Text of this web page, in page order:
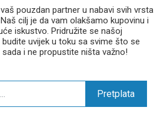
pouzdan partner u nabavi svih vrsta
cilj je da vam olakšamo kupovinu i
iskustvo. Pridružite se našoj
uvijek u toku sa svime što se
i ne propustite ništa važno!
Pretplata